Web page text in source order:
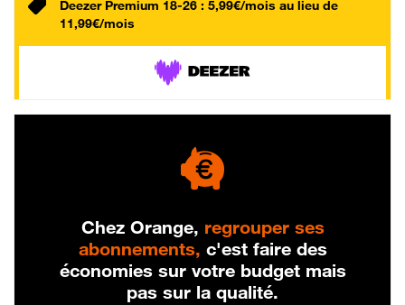
Deezer Premium 18-26 : 5,99€/mois au lieu de
11,99€/mois
Chez Orange, regrouper ses
abonnements, c'est faire des
économies sur votre budget mais
pas sur la qualité.